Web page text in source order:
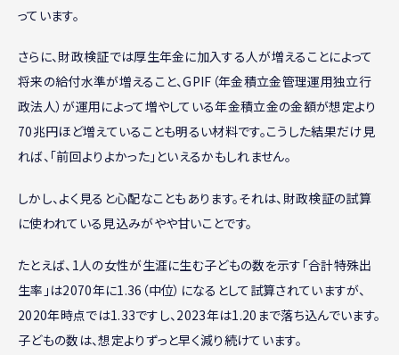
っています。
さらに、財政検証では厚生年金に加入する人が増えることによって
将来の給付水準が増えること、GPIF（年金積立金管理運用独立行
政法人）が運用によって増やしている年金積立金の金額が想定より
70兆円ほど増えていることも明るい材料です。こうした結果だけ見
れば、「前回よりよかった」といえるかもしれません。
しかし、よく見ると心配なこともあります。それは、財政検証の試算
に使われている見込みがやや甘いことです。
たとえば、1人の女性が生涯に生む子どもの数を示す「合計特殊出
生率」は2070年に1.36（中位）になるとして試算されていますが、
2020年時点では1.33ですし、2023年は1.20まで落ち込んでいます。
子どもの数は、想定よりずっと早く減り続けています。